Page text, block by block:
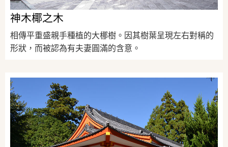
神木椰之木
相傳平重盛親手種植的大梛樹。因其樹葉呈現左右對稱的
形狀，而被認為有夫妻圓滿的含意。